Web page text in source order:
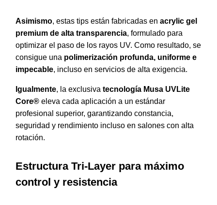
Asimismo, estas tips están fabricadas en acrylic gel
premium de alta transparencia, formulado para
optimizar el paso de los rayos UV. Como resultado, se
consigue una polimerización profunda, uniforme e
impecable, incluso en servicios de alta exigencia.
Igualmente, la exclusiva tecnología Musa UVLite
Core® eleva cada aplicación a un estándar
profesional superior, garantizando constancia,
seguridad y rendimiento incluso en salones con alta
rotación.
Estructura Tri-Layer para máximo
control y resistencia